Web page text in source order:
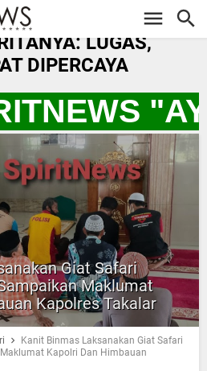
LUGAS,
DIPERCAYA
Giat Safari
Maklumat
Kapolres Takalar
Kanit Binmas Laksanakan Giat Safari
Kapolri Dan Himbauan